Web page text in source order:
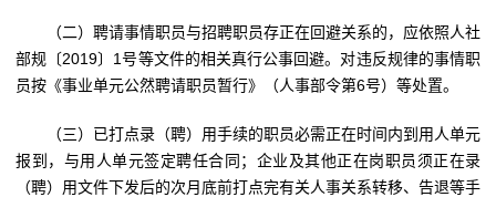
（二）聘请事情职员与招聘职员存正在回避关系的，应依照人社
部规〔2019〕1号等文件的相关真行公事回避。对违反规律的事情职
员按《事业单元公然聘请职员暂行》（人事部令第6号）等处置。
（三）已打点录（聘）用手续的职员必需正在时间内到用人单元
报到，与用人单元签定聘任合同；企业及其他正在岗职员须正在录
（聘）用文件下发后的次月底前打点完有关人事关系转移、告退等手